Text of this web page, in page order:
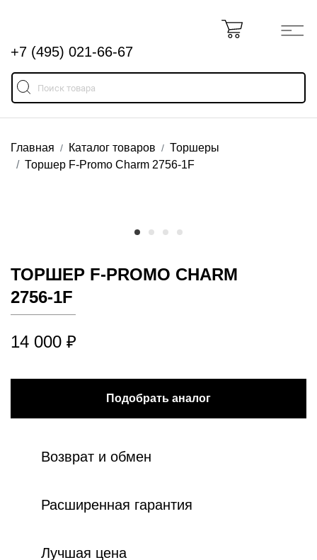
+7 (495) 021-66-67
Главная Каталог товаров
Торшеры
Торшер F-Promo Charm 2756-1F
ТОРШЕР F-PROMO CHARM
2756-1F
14 000 ₽
Подобрать аналог
Возврат и обмен
Расширенная гарантия
Лучшая цена